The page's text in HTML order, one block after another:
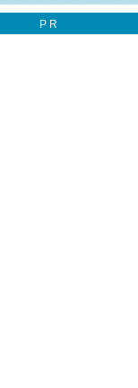
PR